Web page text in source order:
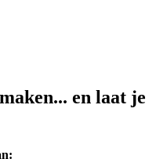
en laat je